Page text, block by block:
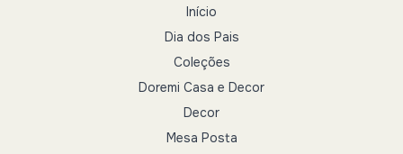
Início
Dia dos Pais
Coleções
Doremi Casa e Decor
Decor
Mesa Posta